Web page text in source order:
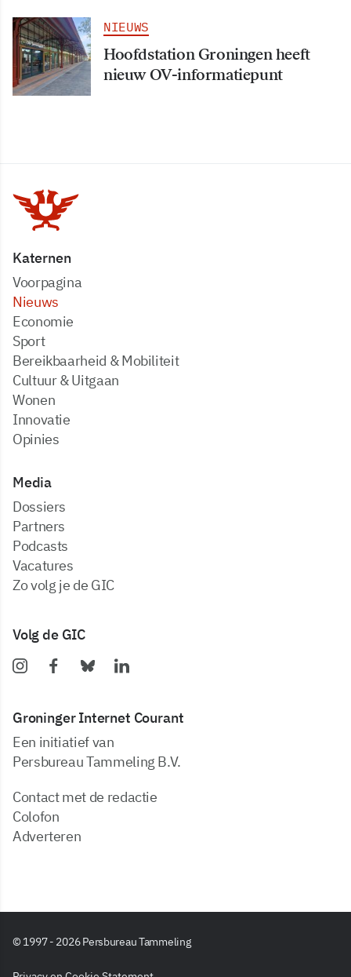
NIEUWS
Hoofdstation Groningen heeft
nieuw OV-informatiepunt
Katernen
Voorpagina
Nieuws
Economie
Sport
Bereikbaarheid & Mobiliteit
Cultuur & Uitgaan
Wonen
Innovatie
Opinies
Media
dossiers
partners
podcasts
vacatures
zo volg je de GIC
Volg de GIC
Groninger Internet Courant
Een initiatief van
Persbureau Tammeling B.V.
Contact met de redactie
Colofon
Adverteren
© 1997 - 2026 Persbureau Tammeling